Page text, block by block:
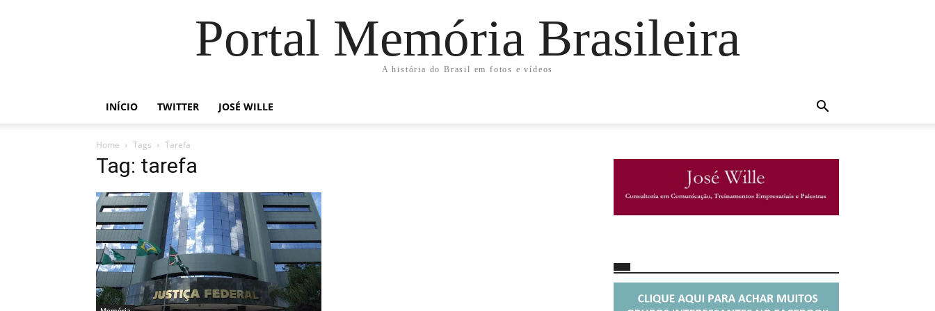
Portal Memória Brasileira
A história do Brasil em fotos e vídeos
INÍCIO TWITTER JOSÉ WILLE
Home Tags Tarefa
Tag: tarefa